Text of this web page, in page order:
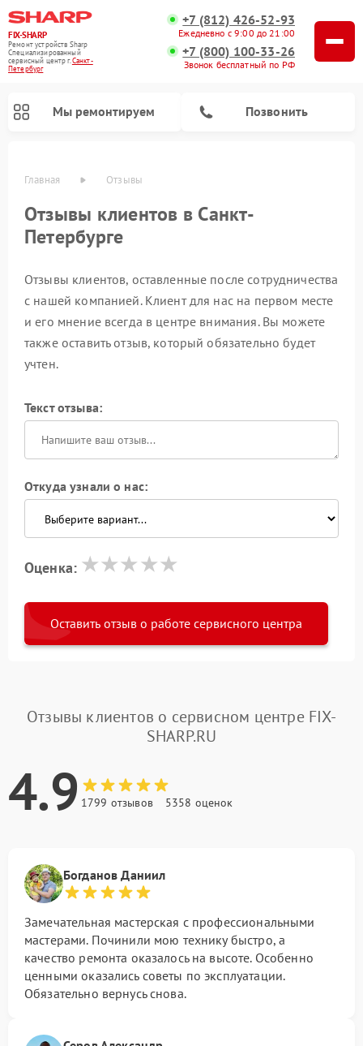
FIX-SHARP
Ремонт устройств Sharp
Специализированный
cервисный центр г.Санкт-
Петербург
+7 (812) 426-52-93
Ежедневно с 9:00 до 21:00
+7 (800) 100-33-26
Звонок бесплатный по РФ
Мы ремонтируем Позвонить
Главная Отзывы
Отзывы клиентов в Санкт-
Петербурге
Отзывы клиентов, оставленные после сотрудничества
с нашей компанией. Клиент для нас на первом месте
и его мнение всегда в центре внимания. Вы можете
также оставить отзыв, который обязательно будет
учтен.
Текст отзыва:
Откуда узнали о нас:
Оценка:
Оставить отзыв о работе сервисного центра
Отзывы клиентов о сервисном центре FIX-
SHARP.RU
4.9 1799 отзывов 5358 оценок
Богданов Даниил
Замечательная мастерская с профессиональными
мастерами. Починили мою технику быстро, а
качество ремонта оказалось на высоте. Особенно
ценными оказались советы по эксплуатации.
Обязательно вернусь снова.